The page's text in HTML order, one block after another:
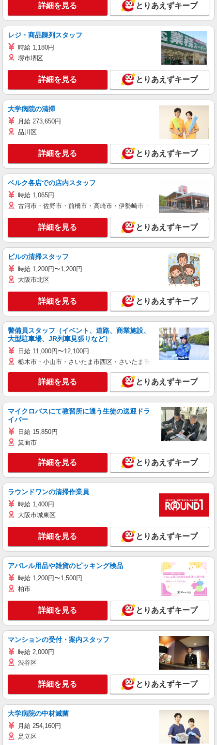
詳細を見る とりあえずキープ
レジ・商品陳列スタッフ
時給 1,180円
堺市堺区
詳細を見る とりあえずキープ
大学病院の清掃
月給 273,650円
品川区
詳細を見る とりあえずキープ
ベルク各店での店内スタッフ
時給 1,065円
古河市・佐野市・前橋市・高崎市・伊勢崎市・太田市・館林市・藤
詳細を見る とりあえずキープ
ビルの清掃スタッフ
時給 1,200円〜1,200円
大阪市北区
詳細を見る とりあえずキープ
警備員スタッフ（イベント、道路、商業施設、
大型駐車場、JR列車見張りなど）
日給 11,000円〜12,100円
栃木市・小山市・さいたま市西区・さいたま市岩槻区・久喜市・蓮田
詳細を見る とりあえずキープ
マイクロバスにて教習所に通う生徒の送迎ドラ
イバー
日給 15,850円
箕面市
詳細を見る とりあえずキープ
ラウンドワンの清掃作業員
時給 1,400円
大阪市城東区
詳細を見る とりあえずキープ
アパレル用品や雑貨のピッキング検品
時給 1,200円〜1,500円
柏市
詳細を見る とりあえずキープ
マンションの受付・案内スタッフ
時給 2,000円
渋谷区
詳細を見る とりあえずキープ
大学病院の中材滅菌
月給 254,160円
足立区